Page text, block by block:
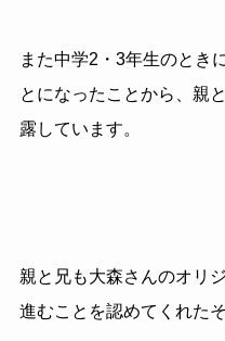
また中学2・3年生のとき
とになったことから、親
露しています。
親と兄も大森さんのオリ
進むことを認めてくれたそ